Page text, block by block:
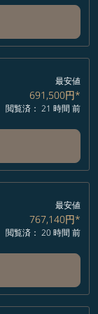
最安値
691,500円*
閲覧済： 21 時間 前
最安値
767,140円*
閲覧済： 20 時間 前